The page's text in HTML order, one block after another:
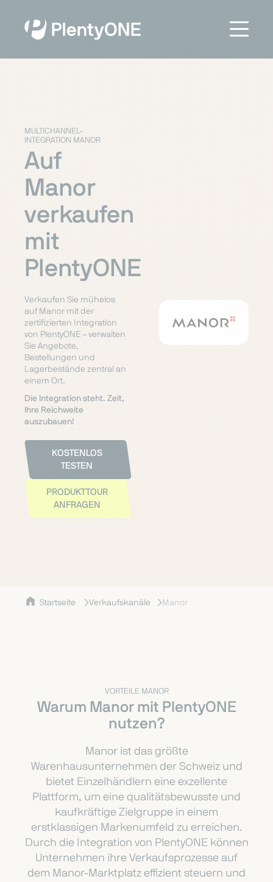
MULTICHANNEL-
INTEGRATION MANOR
Auf
Manor
verkaufen
mit
PlentyONE
Verkaufen Sie mühelos
auf Manor mit der
zertifizierten Integration
von PlentyONE – verwalten
Sie Angebote,
Bestellungen und
Lagerbestände zentral an
einem Ort.
Die Integration steht. Zeit,
Ihre Reichweite
auszubauen!
KOSTENLOS
TESTEN
PRODUKTTOUR
ANFRAGEN
Startseite Verkaufskanäle Manor
VORTEILE MANOR
Warum Manor mit PlentyONE
nutzen?
Manor ist das größte
Warenhausunternehmen der Schweiz und
bietet Einzelhändlern eine exzellente
Plattform, um eine qualitätsbewusste und
kaufkräftige Zielgruppe in einem
erstklassigen Markenumfeld zu erreichen.
Durch die Integration von PlentyONE können
Unternehmen ihre Verkaufsprozesse auf
dem Manor-Marktplatz effizient steuern und